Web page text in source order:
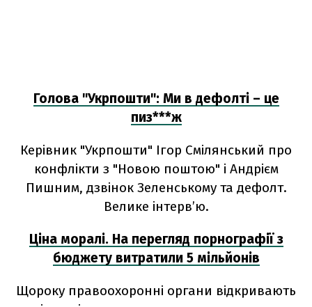
Голова "Укрпошти": Ми в дефолті – це
пиз***ж
Керівник "Укрпошти" Ігор Смілянський про
конфлікти з "Новою поштою" і Андрієм
Пишним, дзвінок Зеленському та дефолт.
Велике інтерв’ю.
Ціна моралі. На перегляд порнографії з
бюджету витратили 5 мільйонів
Щороку правоохоронні органи відкривають